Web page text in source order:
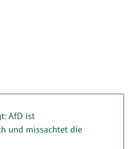
AfD ist
und missachtet die